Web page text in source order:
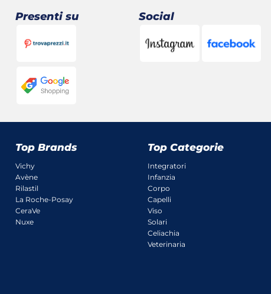
Presenti su Social
Top Brands
Vichy
Avène
Rilastil
La Roche-Posay
CeraVe
Nuxe
Top Categorie
Integratori
Infanzia
Corpo
Capelli
Viso
Solari
Celiachia
Veterinaria